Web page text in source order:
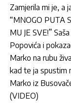
Zamjerila mi je, a
“MNOGO PUTA
MU JE SVE!”
Popovića i
Marko na rubu
kad te ja spustim
Marko iz
(VIDEO)